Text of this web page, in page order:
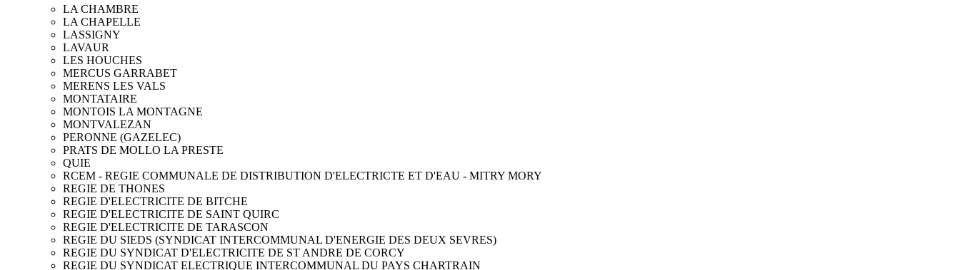
LA CHAMBRE
LA CHAPELLE
LASSIGNY
LAVAUR
LES HOUCHES
MERCUS GARRABET
MERENS LES VALS
MONTATAIRE
MONTOIS LA MONTAGNE
MONTVALEZAN
PERONNE (GAZELEC)
PRATS DE MOLLO LA PRESTE
QUIE
RCEM - REGIE COMMUNALE DE DISTRIBUTION D'ELECTRICTE ET D'EAU - MITRY MORY
REGIE DE THONES
REGIE D'ELECTRICITE DE BITCHE
REGIE D'ELECTRICITE DE SAINT QUIRC
REGIE D'ELECTRICITE DE TARASCON
REGIE DU SIEDS (SYNDICAT INTERCOMMUNAL D'ENERGIE DES DEUX SEVRES)
REGIE DU SYNDICAT D'ELECTRICITE DE ST ANDRE DE CORCY
REGIE DU SYNDICAT ELECTRIQUE INTERCOMMUNAL DU PAYS CHARTRAIN